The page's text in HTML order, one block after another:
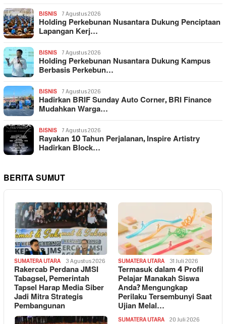
BISNIS 7 Agustus 2026
Holding Perkebunan Nusantara Dukung Penciptaan
Lapangan Kerj…
BISNIS 7 Agustus 2026
Holding Perkebunan Nusantara Dukung Kampus
Berbasis Perkebun…
BISNIS 7 Agustus 2026
Hadirkan BRIF Sunday Auto Corner, BRI Finance
Mudahkan Warga…
BISNIS 7 Agustus 2026
Rayakan 10 Tahun Perjalanan, Inspire Artistry
Hadirkan Block…
BERITA SUMUT
SUMATERA UTARA 3 Agustus 2026
Rakercab Perdana JMSI
Tabagsel, Pemerintah
Tapsel Harap Media Siber
Jadi Mitra Strategis
Pembangunan
SUMATERA UTARA 31 Juli 2026
Termasuk dalam 4 Profil
Pelajar Manakah Siswa
Anda? Mengungkap
Perilaku Tersembunyi Saat
Ujian Melal…
SUMATERA UTARA 20 Juli 2026